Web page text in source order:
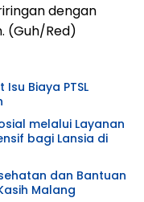
dengan
(Guh/Red)
Biaya PTSL
melalui Layanan
bagi Lansia di
dan Bantuan
Malang